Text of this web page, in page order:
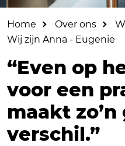
Home Over ons
Wij zijn Anna - Eugenie
“Even op
voor een
maakt
verschil.”